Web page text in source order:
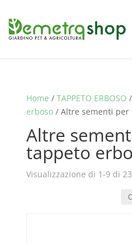
Home / TAPPETO ERBOSO /
erboso/ Altre sementi per
Altre
tappeto
Visualizzazione di 1-9 di